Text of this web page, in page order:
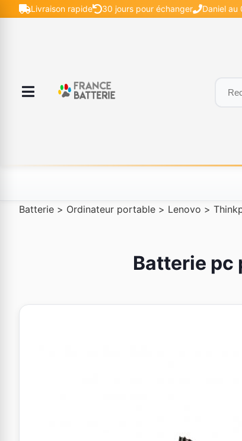
Livraison rapide 30 jours pour échanger Daniel
Batterie > Ordinateur portable > Lenovo >
Batterie pc